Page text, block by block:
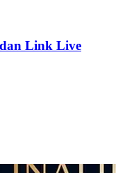
Link Live